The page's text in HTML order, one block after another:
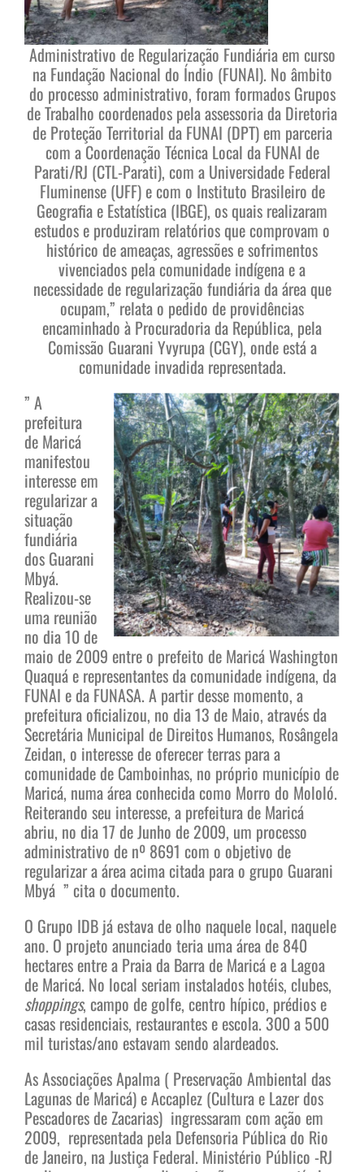
Administrativo de Regularização Fundiária em curso
na Fundação Nacional do Índio (FUNAI). No âmbito
do processo administrativo, foram formados Grupos
de Trabalho coordenados pela assessoria da Diretoria
de Proteção Territorial da FUNAI (DPT) em parceria
com a Coordenação Técnica Local da FUNAI de
Parati/RJ (CTL-Parati), com a Universidade Federal
Fluminense (UFF) e com o Instituto Brasileiro de
Geografia e Estatística (IBGE), os quais realizaram
estudos e produziram relatórios que comprovam o
histórico de ameaças, agressões e sofrimentos
vivenciados pela comunidade indígena e a
necessidade de regularização fundiária da área que
ocupam,” relata o pedido de providências
encaminhado à Procuradoria da República, pela
Comissão Guarani Yvyrupa (CGY), onde está a
comunidade invadida representada.
” A
prefeitura
de Maricá
manifestou
interesse em
regularizar a
situação
fundiária
dos Guarani
Mbyá.
Realizou-se
uma reunião
no dia 10 de
maio de 2009 entre o prefeito de Maricá Washington
Quaquá e representantes da comunidade indígena, da
FUNAI e da FUNASA. A partir desse momento, a
prefeitura oficializou, no dia 13 de Maio, através da
Secretária Municipal de Direitos Humanos, Rosângela
Zeidan, o interesse de oferecer terras para a
comunidade de Camboinhas, no próprio município de
Maricá, numa área conhecida como Morro do Mololó.
Reiterando seu interesse, a prefeitura de Maricá
abriu, no dia 17 de Junho de 2009, um processo
administrativo de nº 8691 com o objetivo de
regularizar a área acima citada para o grupo Guarani
Mbyá ” cita o documento.
O Grupo IDB já estava de olho naquele local, naquele
ano. O projeto anunciado teria uma área de 840
hectares entre a Praia da Barra de Maricá e a Lagoa
de Maricá. No local seriam instalados hotéis, clubes,
shoppings, campo de golfe, centro hípico, prédios e
casas residenciais, restaurantes e escola. 300 a 500
mil turistas/ano estavam sendo alardeados.
As Associações Apalma ( Preservação Ambiental das
Lagunas de Maricá) e Accaplez (Cultura e Lazer dos
Pescadores de Zacarias) ingressaram com ação em
2009, representada pela Defensoria Pública do Rio
de Janeiro, na Justiça Federal. Ministério Público -RJ